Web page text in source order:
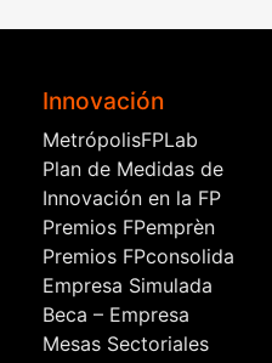
Innovación
MetrópolisFPLab
Plan de Medidas de
Innovación en la FP
Premios FPemprèn
Premios FPconsolida
Empresa Simulada
Beca – Empresa
Mesas Sectoriales